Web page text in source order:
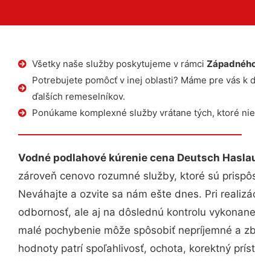
Všetky naše služby poskytujeme v rámci
Potrebujete pomôcť v inej oblasti? Máme pre vás k
ďalších remeselníkov.
Ponúkame komplexné služby vrátane tých, ktoré
Vodné podlahové kúrenie cena Deutsch
zároveň cenovo rozumné služby, ktoré sú
Neváhajte a ozvite sa nám ešte dnes. Pri
odbornosť, ale aj na dôslednú kontrolu
malé pochybenie môže spôsobiť nepríjemné a
hodnoty patrí spoľahlivosť, ochota, korektný